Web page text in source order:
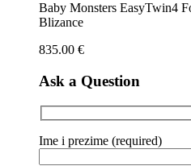
Baby Monsters EasyTwin4
Blizance
835.00 €
Ask a Question
Ime i prezime (required)